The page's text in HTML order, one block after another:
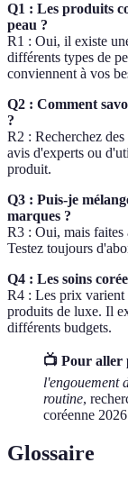
Q1 : Les produits
peau ?
R1 : Oui, il existe
différents types de
conviennent à vos
Q2 : Comment
?
R2 : Recherchez
avis d'experts ou
produit.
Q3 : Puis-je
marques ?
R3 : Oui, mais
Testez toujours
Q4 : Les soins
R4 : Les prix varient
produits de luxe. Il
différents budgets.
📺 Pour aller
l'engouement
routine,
coréenne
Glossaire